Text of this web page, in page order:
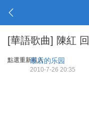
[華語歌曲] 陳紅
點選重新載入最后的乐园
2010-7-26 20:35